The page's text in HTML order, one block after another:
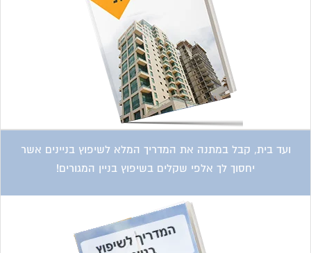
ועד בית, קבל במתנה את המדריך המלא לשיפוץ בניינים אשר
יחסוך לך אלפי שקלים בשיפוץ בניין המגורים!